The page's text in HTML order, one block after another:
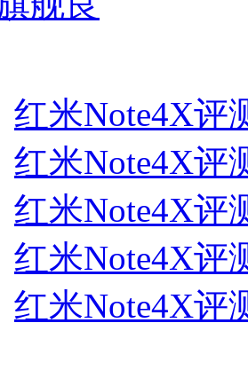
红米Note4X
红米Note4X
红米Note4X
红米Note4X
红米Note4X